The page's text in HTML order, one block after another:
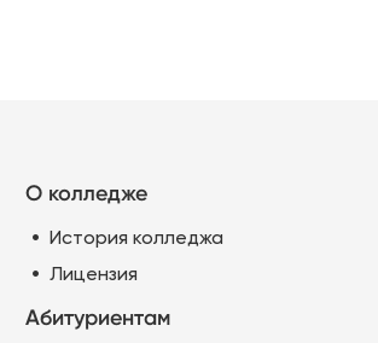
О колледже
История колледжа
Лицензия
Абитуриентам